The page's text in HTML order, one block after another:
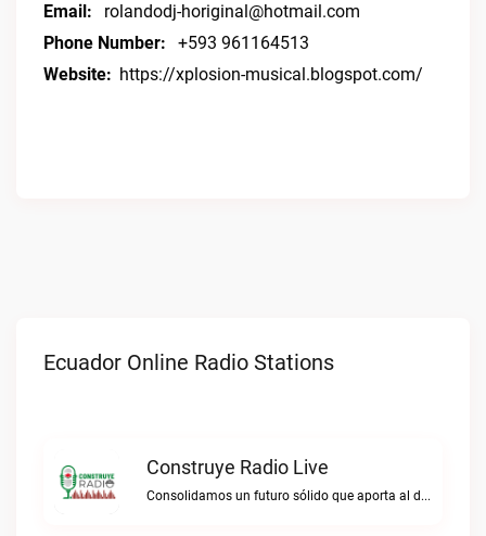
Email:
rolandodj-horiginal@hotmail.com
Phone Number:
+593 961164513
Website: https://xplosion-musical.blogspot.com/
Ecuador Online Radio Stations
Construye Radio Live
Consolidamos un futuro sólido que aporta al desarrollo.Construye Radio live